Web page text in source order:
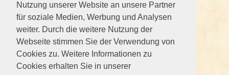
Nutzung unserer Website an unsere Partner
für soziale Medien, Werbung und Analysen
weiter. Durch die weitere Nutzung der
Webseite stimmen Sie der Verwendung von
Cookies zu. Weitere Informationen zu
Cookies erhalten Sie in unserer